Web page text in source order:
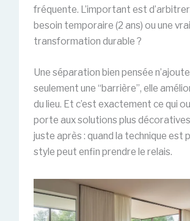
fréquente. L’important est
besoin temporaire (2 ans) ou une
transformation durable ?
Une séparation bien pensée
seulement une “barrière”, elle
du lieu. Et c’est exactement ce qui
porte aux solutions plus
juste après : quand la technique est
style peut enfin prendre le relais.